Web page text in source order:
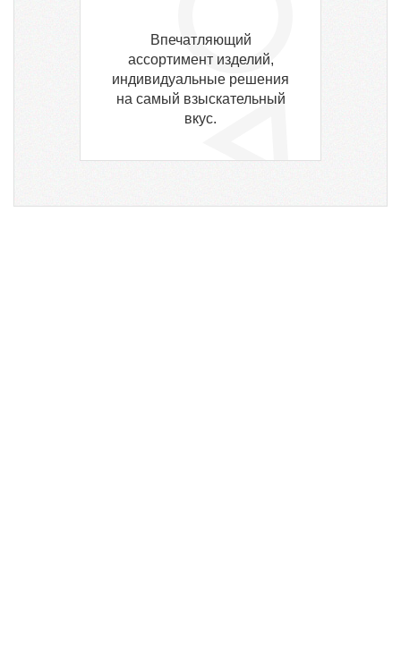
Впечатляющий
ассортимент изделий,
индивидуальные решения
на самый взыскательный
вкус.